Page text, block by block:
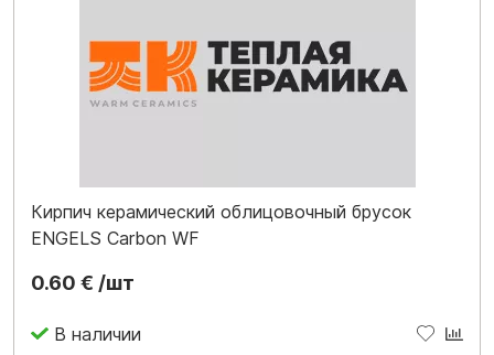
Кирпич керамический облицовочный брусок
ENGELS Carbon WF
0.60 € /шт